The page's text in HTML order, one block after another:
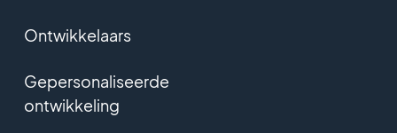
Ontwikkelaars
Gepersonaliseerde
ontwikkeling